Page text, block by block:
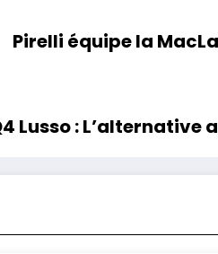
Pirelli équipe la
Essai Alfa Romeo Stelvio 2.0 turbo 280